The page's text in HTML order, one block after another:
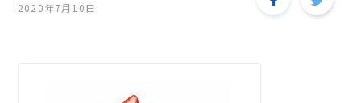
2020年7月10日